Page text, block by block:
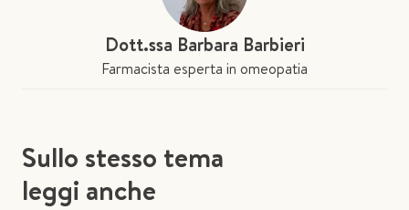
Dott.ssa Barbara Barbieri
Farmacista esperta in omeopatia
Sullo stesso tema
leggi anche